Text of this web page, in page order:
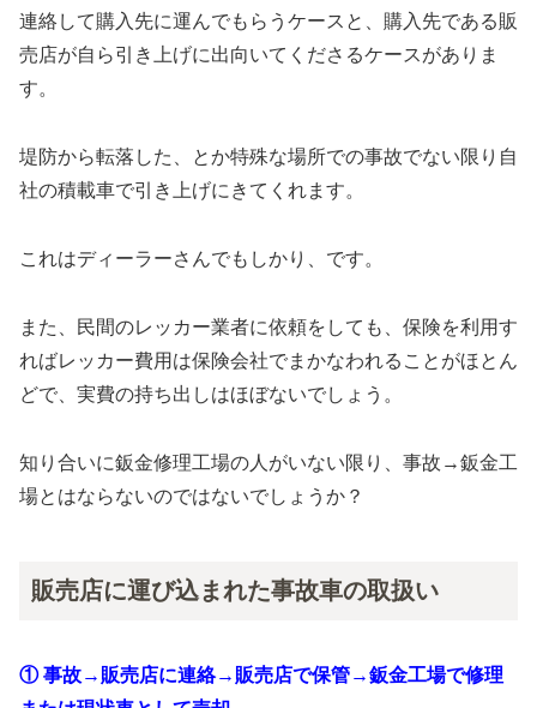
連絡して購入先に運んでもらうケースと、購入先である販
売店が自ら引き上げに出向いてくださるケースがありま
す。
堤防から転落した、とか特殊な場所での事故でない限り自
社の積載車で引き上げにきてくれます。
これはディーラーさんでもしかり、です。
また、民間のレッカー業者に依頼をしても、保険を利用す
ればレッカー費用は保険会社でまかなわれることがほとん
どで、実費の持ち出しはほぼないでしょう。
知り合いに鈑金修理工場の人がいない限り、事故→鈑金工
場とはならないのではないでしょうか？
販売店に運び込まれた事故車の取扱い
① 事故→販売店に連絡→販売店で保管→鈑金工場で修理